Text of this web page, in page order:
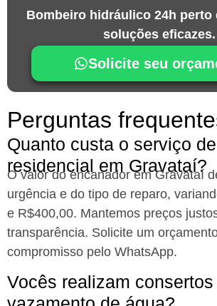
Bombeiro hidráulico 24h perto
soluções eficazes.
Solicite seu
Perguntas
Quanto custa o serviço
residencial em Gravataí?
O valor do encanador em Gravataí
urgência e do tipo de reparo,
e R$400,00. Mantemos preços
transparência. Solicite um
compromisso pelo WhatsApp.
Vocês realizam consertos